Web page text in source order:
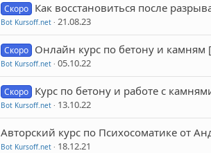
Скоро Как восстановиться после
Bot Kursoff.net 21.08.23
Скоро Онлайн курс по бетону и камням
Bot Kursoff.net 05.10.22
Скоро Курс по бетону и работе с
Bot Kursoff.net 13.10.22
Авторский курс по Психосоматике от
Bot Kursoff.net 18.12.21